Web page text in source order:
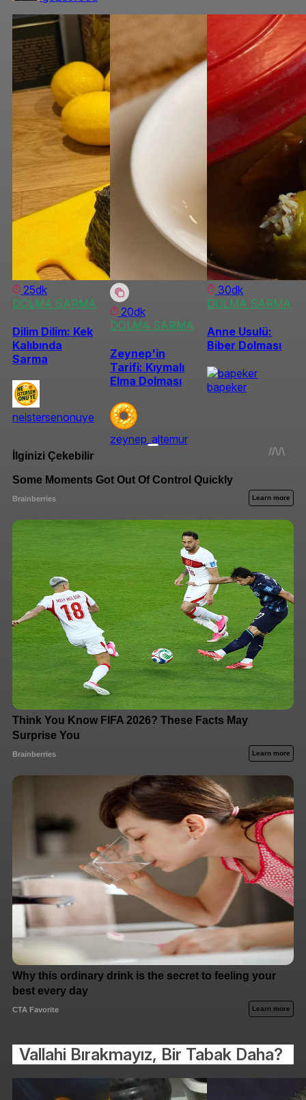
25dk
DOLMA SARMA
Dilim Dilim: Kek
Kalıbında
Sarma
neistersenonuye
20dk
DOLMA SARMA
Zeynep'in
Tarifi: Kıymalı
Elma Dolması
zeynep_altemur
30dk
DOLMA SARMA
Anne Usulü:
Biber Dolması
bapeker
Vallahi Bırakmayız, Bir Tabak Daha?